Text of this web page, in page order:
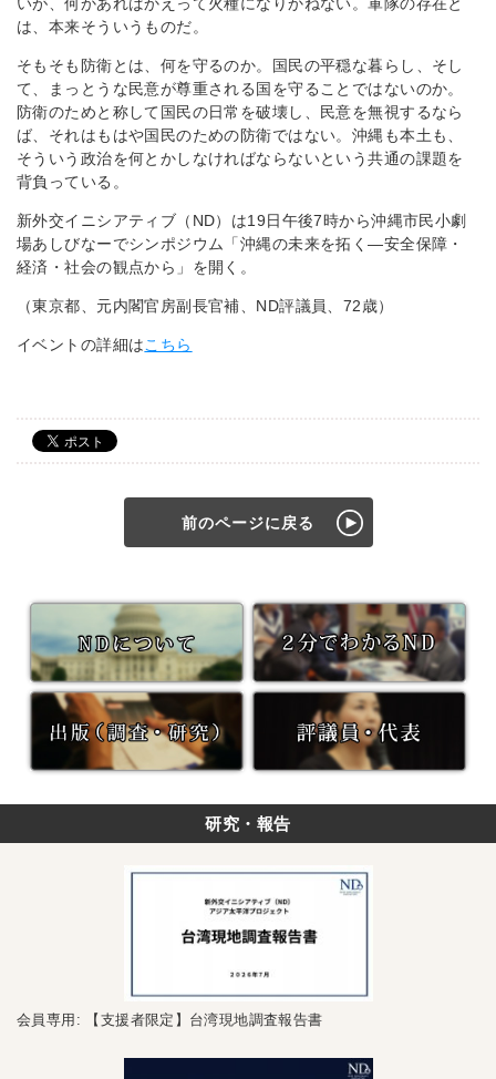
は、本来そういうものだ。
そもそも防衛とは、何を守るのか。国民の平穏な暮らし、そし
て、まっとうな民意が尊重される国を守ることではないのか。
防衛のためと称して国民の日常を破壊し、民意を無視するなら
ば、それはもはや国民のための防衛ではない。沖縄も本土も、
そういう政治を何とかしなければならないという共通の課題を
背負っている。
新外交イニシアティブ（ND）は19日午後7時から沖縄市民小劇
場あしびなーでシンポジウム「沖縄の未来を拓く―安全保障・
経済・社会の観点から」を開く。
（東京都、元内閣官房副長官補、ND評議員、72歳）
イベントの詳細はこちら
前のページに戻る
研究・報告
会員専用: 【支援者限定】台湾現地調査報告書